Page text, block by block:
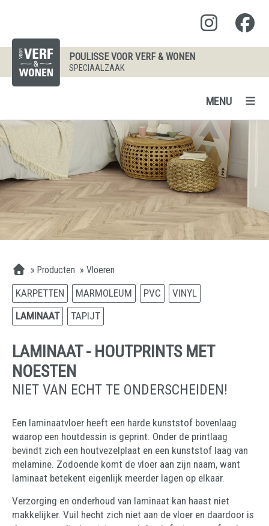
POULISSE VOOR VERF & WONEN
SPECIAALZAAK
MENU
» Producten »Vloeren
KARPETTEN MARMOLEUM PVC
VINYL
LAMINAAT
TAPIJT
LAMINAAT - HOUTPRINTS MET
NOESTEN
NIET VAN ECHT TE ONDERSCHEIDEN!
Een laminaatvloer heeft een harde kunststof bovenlaag
waarop een houtdessin is geprint. Onder de printlaag
bevindt zich een houtvezelplaat en een kunststof laag van
melamine. Zodoende komt de vloer aan zijn naam, want
laminaat betekent eigenlijk meerder lagen op elkaar.
Verzorging en onderhoud van laminaat kan haast niet
makkelijker. Vuil hecht zich niet aan de vloer en daardoor is